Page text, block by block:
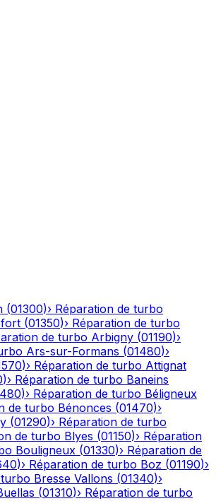
(01300)› Réparation de turbo
(01350)› Réparation de turbo
de turbo Arbigny (01190)›
Ars-sur-Formans (01480)›
)› Réparation de turbo Attignat
)› Réparation de turbo Baneins
)› Réparation de turbo Béligneux
de turbo Bénonces (01470)›
(01290)› Réparation de turbo
de turbo Blyes (01150)› Réparation
Bouligneux (01330)› Réparation de
)› Réparation de turbo Boz (01190)›
Bresse Vallons (01340)›
(01310)› Réparation de turbo